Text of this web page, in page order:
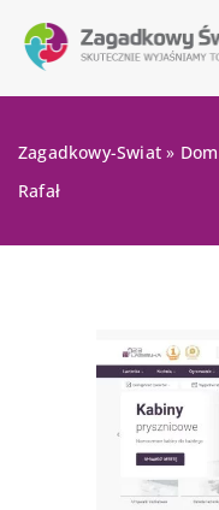
Zagadkowy-Swiat »
Rafał